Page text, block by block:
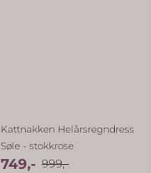
Kattnakken Helårsregndress
Søle - stokkrose
749,- 999,-